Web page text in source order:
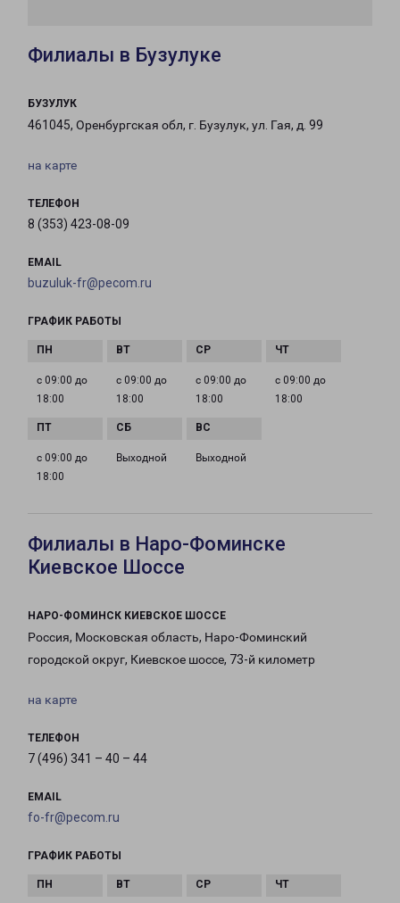
Филиалы в Бузулуке
БУЗУЛУК
461045, Оренбургская обл, г. Бузулук, ул. Гая, д. 99
на карте
ТЕЛЕФОН
8 (353) 423-08-09
EMAIL
buzuluk-fr@pecom.ru
ГРАФИК РАБОТЫ
с 09:00 до
18:00
с 09:00 до
18:00
с 09:00 до
18:00
с 09:00 до
18:00
с 09:00 до
18:00
Выходной Выходной
Филиалы в Наро-Фоминске
Киевское Шоссе
НАРО-ФОМИНСК КИЕВСКОЕ ШОССЕ
Россия, Московская область, Наро-Фоминский
городской округ, Киевское шоссе, 73-й километр
на карте
ТЕЛЕФОН
7 (496) 341 – 40 – 44
EMAIL
fo-fr@pecom.ru
ГРАФИК РАБОТЫ